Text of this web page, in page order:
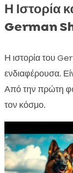
Η Ιστορία
German
Η ιστορία του
ενδιαφέρουσα.
Από την πρώτη
τον κόσμο.